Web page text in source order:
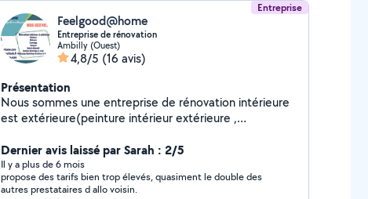
Entreprise
Feelgood@home
Entreprise de rénovation
Ambilly (Ouest)
4,8/5 (16 avis)
Présentation
Nous sommes une entreprise de rénovation intérieure
est extérieure(peinture intérieur extérieure ,
toiture
Dernier avis laissé par Sarah : 2/5
Il y a plus de 6 mois
propose des tarifs bien trop élevés, quasiment le double des
autres prestataires d allo voisin.